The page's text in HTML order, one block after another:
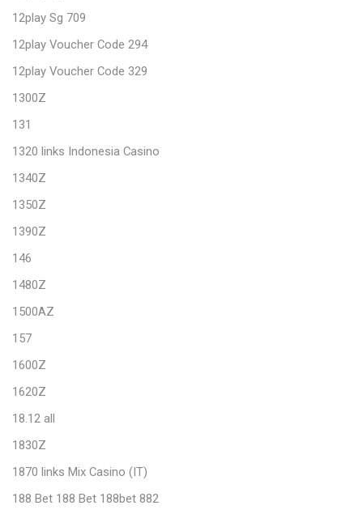
12play Sg 709
12play Voucher Code 294
12play Voucher Code 329
1300Z
131
1320 links Indonesia Casino
1340Z
1350Z
1390Z
146
1480Z
1500AZ
157
1600Z
1620Z
18.12 all
1830Z
1870 links Mix Casino (IT)
188 Bet 188 Bet 188bet 882